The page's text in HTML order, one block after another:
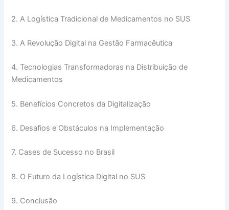
2. A Logística Tradicional de Medicamentos no SUS
3. A Revolução Digital na Gestão Farmacêutica
4. Tecnologias Transformadoras na Distribuição de
Medicamentos
5. Benefícios Concretos da Digitalização
6. Desafios e Obstáculos na Implementação
7. Cases de Sucesso no Brasil
8. O Futuro da Logística Digital no SUS
9. Conclusão